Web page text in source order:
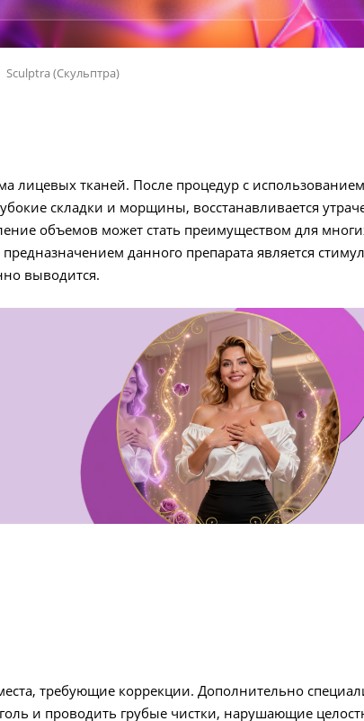
Sculptra (Скульптра)
лицевых тканей. После процедур с
складки и морщины, восстанавливается
объемов может стать преимуществом для
данного препарата является
выводится.
требующие коррекции. Дополнительно
и проводить грубые чистки, нарушающие